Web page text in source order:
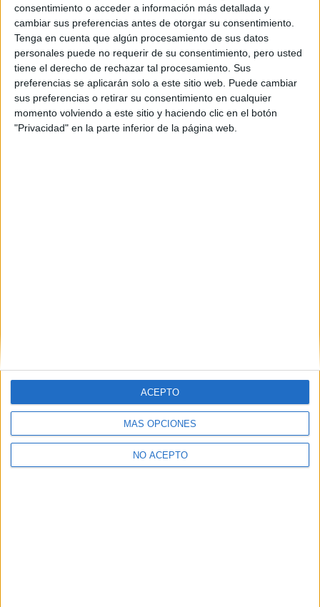
consentimiento o acceder a información más detallada y
cambiar sus preferencias antes de otorgar su consentimiento.
Tenga en cuenta que algún procesamiento de sus datos
personales puede no requerir de su consentimiento, pero usted
tiene el derecho de rechazar tal procesamiento. Sus
preferencias se aplicarán solo a este sitio web. Puede cambiar
sus preferencias o retirar su consentimiento en cualquier
momento volviendo a este sitio y haciendo clic en el botón
"Privacidad" en la parte inferior de la página web.
MÁS OPCIONES
NO ACEPTO
ACEPTO
Servicios comerciales
Título Profesional Básico
HORARIODiurno
MODALIDADPresencial